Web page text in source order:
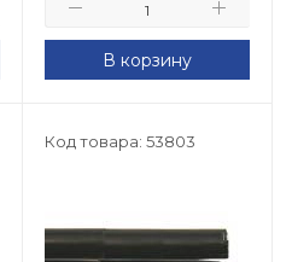
В корзину
Код товара: 53803